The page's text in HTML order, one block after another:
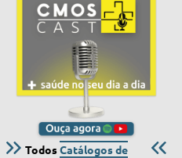
TodosCatálogos de